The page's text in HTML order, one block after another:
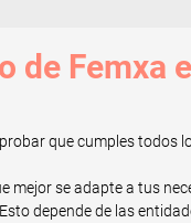
de Femxa
que cumples todos
se adapte a tus
depende de las